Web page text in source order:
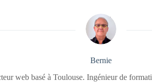
Bernie
web basé à Toulouse. Ingénieur de